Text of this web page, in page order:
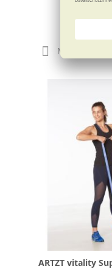
Merken
ARTZT vitality